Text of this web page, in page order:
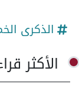
الذكرى
الأكثر